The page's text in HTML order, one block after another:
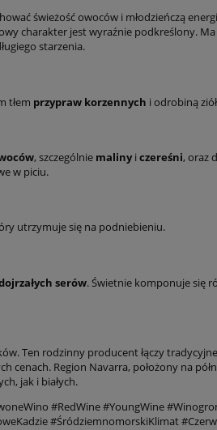
świeżość owoców i młodzieńczą
charakter jest wyraźnie podkreślony. Ma
starzenia.
tłem przypraw korzennych i odrobiną
, szczególnie malinyi czereśni, oraz
w piciu.
utrzymuje się na podniebieniu.
serów. Świetnie komponuje się
Ten rodzinny producent łączy
cenach. Region Navarra, położony na
jak i białych.
#RedWine #YoungWine
#ŚródziemnomorskiKlimat